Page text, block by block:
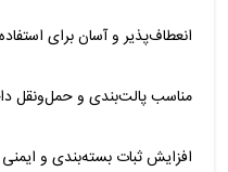
انعطاف‌پذیر و آسان برای استفاده
مناسب پالت‌بندی و حمل‌ونقل
افزایش ثبات بسته‌بندی و ایمنی